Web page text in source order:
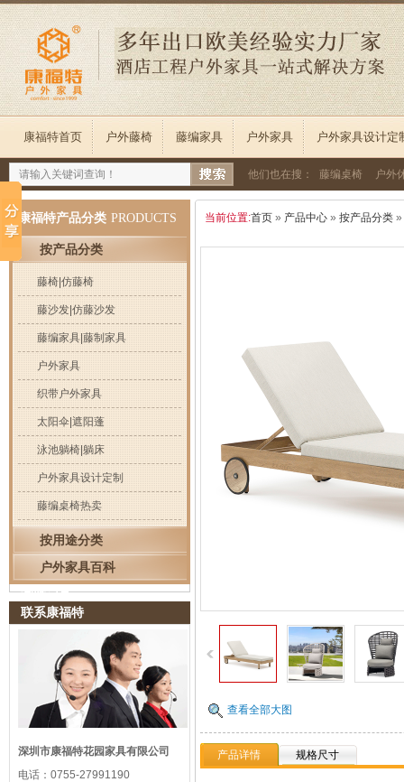
康福特首页 户外藤椅 藤编家具 户外家具 户外家具设计定
他们也在搜： 藤编桌椅 户外
康福特产品分类 PRODUCTS
按产品分类
藤椅|仿藤椅
藤沙发|仿藤沙发
藤编家具|藤制家具
户外家具
织带户外家具
太阳伞|遮阳蓬
泳池躺椅|躺床
户外家具设计定制
藤编桌椅热卖
按用途分类
户外家具百科
浏览记录
联系康福特
深圳市康福特花园家具有限公司
电话： 0755-27991190
当前位置:首页 » 产品中心 » 按产品分类 »
查看全部大图
产品详情 规格尺寸